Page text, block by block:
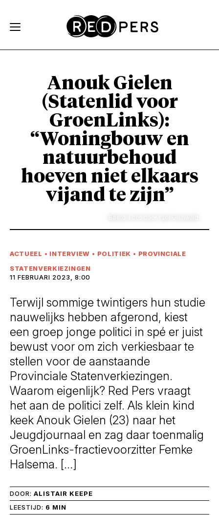
Anouk Gielen
(Statenlid voor
GroenLinks):
“Woningbouw en
natuurbehoud
hoeven niet elkaars
vijand te zijn”
ACTUEEL • INTERVIEW • POLITIEK • PROVINCIALE
STATENVERKIEZINGEN
11 FEBRUARI 2023, 8:00
Terwijl sommige twintigers hun studie
nauwelijks hebben afgerond, kiest
een groep jonge politici in spé er juist
bewust voor om zich verkiesbaar te
stellen voor de aanstaande
Provinciale Statenverkiezingen.
Waarom eigenlijk? Red Pers vraagt
het aan de politici zelf. Als klein kind
keek Anouk Gielen (23) naar het
Jeugdjournaal en zag daar toenmalig
GroenLinks-fractievoorzitter Femke
Halsema. […]
DOOR: ALISTAIR KEEPE
LEESTIJD: 6 MIN